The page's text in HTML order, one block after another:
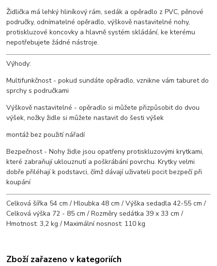
Židlička má lehký hliníkový rám, sedák a opěradlo z PVC, pěnové
područky, odnímatelné opěradlo, výškově nastavitelné nohy,
protiskluzové koncovky a hlavně systém skládání, ke kterému
nepotřebujete žádné nástroje.
Výhody:
Multifunkčnost - pokud sundáte opěradlo, vznikne vám taburet do
sprchy s područkami
Výškově nastavitelné - opěradlo si můžete přizpůsobit do dvou
výšek, nožky židle si můžete nastavit do šesti výšek
montáž bez použití nářadí
Bezpečnost - Nohy židle jsou opatřeny protiskluzovými krytkami,
které zabraňují uklouznutí a poškrábání povrchu. Krytky velmi
dobře přiléhají k podstavci, čímž dávají uživateli pocit bezpečí při
koupání
Celková šířka 54 cm / Hloubka 48 cm / Výška sedadla 42-55 cm /
Celková výška 72 - 85 cm / Rozměry sedátka 39 x 33 cm /
Hmotnost: 3,2 kg / Maximální nosnost: 110 kg
Zboží zařazeno v kategoriích